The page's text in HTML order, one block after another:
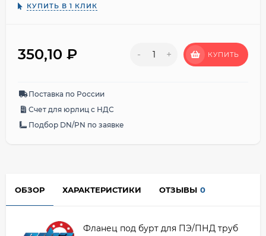
КУПИТЬ В 1 КЛИК
350,10 ₽ - + КУПИТЬ
Поставка по России
Счет для юрлиц с НДС
Подбор DN/PN по заявке
ОБЗОР ХАРАКТЕРИСТИКИ ОТЗЫВЫ 0
Фланец под бурт для ПЭ/ПНД труб